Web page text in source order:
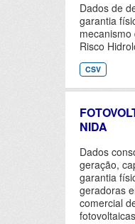
Dados de
garantia
Risco
CSV
NIDA
Dados
geração,
garantia
geradoras
comercial